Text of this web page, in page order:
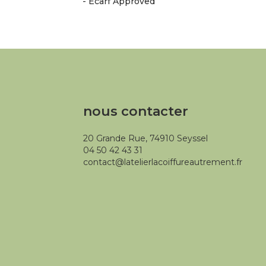
nous contacter
20 Grande Rue, 74910 Seyssel
04 50 42 43 31
contact@latelierlacoiffureautrement.fr